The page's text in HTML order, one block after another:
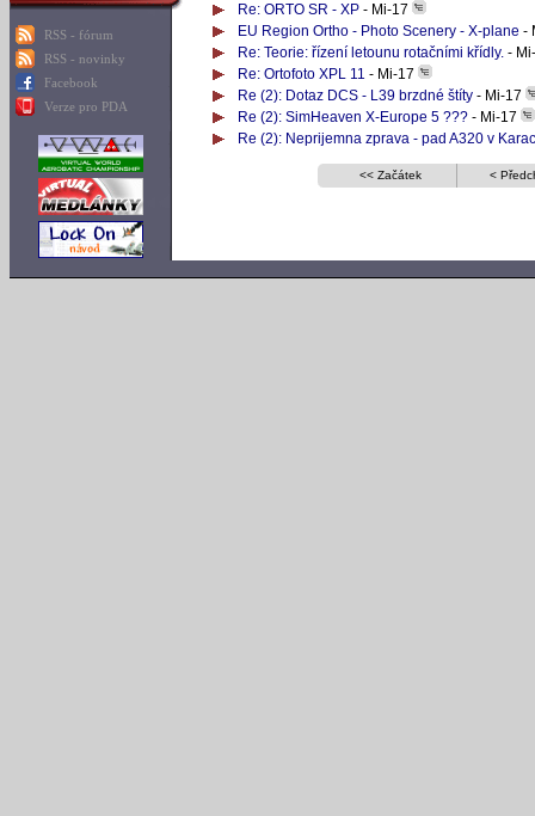
RSS - fórum
RSS - novinky
Facebook
Verze pro PDA
Re: ORTO SR - XP- Mi-17
EU Region Ortho - Photo Scenery - X-plane -
Re: Teorie: řízení letounu rotačními křídly.-
Re: Ortofoto XPL 11 - Mi-17
Re (2): Dotaz DCS - L39 brzdné štíty- Mi-17
Re (2): SimHeaven X-Europe 5 ???- Mi-17
Re (2): Neprijemna zprava - pad A320 v
<< Začátek <